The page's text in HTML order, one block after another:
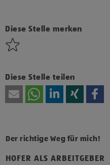
Diese Stelle merken
Diese Stelle teilen
HOFER ALS ARBEITGEBER
Der richtige Weg für mich!